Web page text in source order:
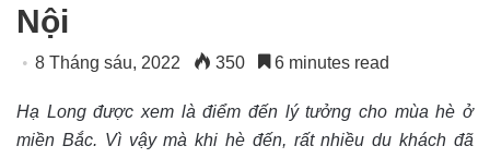
Nội
8 Tháng sáu, 2022 350 6 minutes read
Hạ Long được xem là điểm đến lý tưởng cho mùa hè ở
miền Bắc. Vì vậy mà khi hè đến, rất nhiều du khách đã